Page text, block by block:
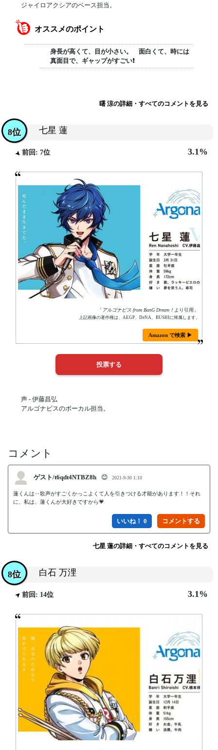
ジャイロアクシアのベース担当。
オススメのポイント
身長が高くて、目が小さい。 面白くて、時には
真面目で、ギャップがすごい❗️
曙 涼の詳細・すべてのコメントを見る
七星 蓮
8位
前回: 7位 3.1%
「 アルゴナビス from BanG Dream！ より引用」
上記画像の著作権は、AEGP、DeNA、BUSHIに帰属します。
Amazon で検索 ▶
声 - 伊藤昌弘
アルゴナビスのボーカル担当。
コメント
ゲスト/t6qdt4NTBZ8h 😊 2021-9-30 1:10
蓮くんは‥歌声がすごくかっこよくて人を引きつける才能があります！！それ
に、私は、蓮くんが大好きですから💗
いいね！ 0
七星 蓮の詳細・すべてのコメントを見る
白石 万浬
8位
前回: 14位 3.1%